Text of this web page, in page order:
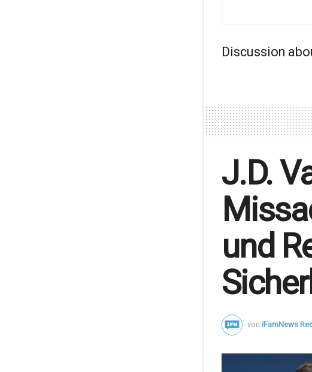
Discussion
J.D.
und
von iFamNews